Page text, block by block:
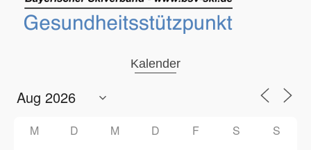
Kalender
M D M D F S S